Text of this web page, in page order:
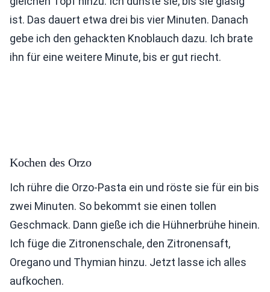
ist. Das dauert etwa drei bis vier Minuten. Danach
gebe ich den gehackten Knoblauch dazu. Ich brate
ihn für eine weitere Minute, bis er gut riecht.
Kochen des Orzo
Ich rühre die Orzo-Pasta ein und röste sie für ein bis
zwei Minuten. So bekommt sie einen tollen
Geschmack. Dann gieße ich die Hühnerbrühe hinein.
Ich füge die Zitronenschale, den Zitronensaft,
Oregano und Thymian hinzu. Jetzt lasse ich alles
aufkochen.